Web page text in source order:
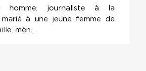
homme, journaliste à la
marié à une jeune femme de
mèn...